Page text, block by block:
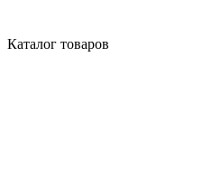
Каталог товаров